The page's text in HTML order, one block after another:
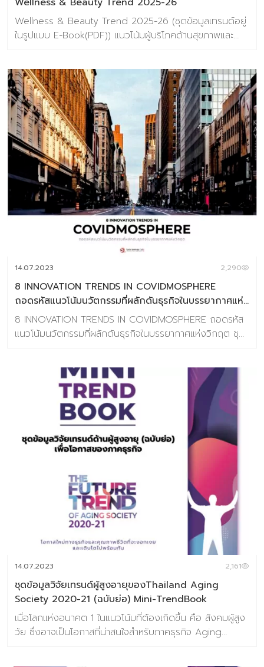
Wellness & Beauty Trend 2025-26 (ชุดข้อมูลเทรนด์อยู่
ในรูปแบบ E-Book(PDF)) แนวโน้มผู้บริโภคด้านสุขภาพและ
และตอบโจทย์ทั้งในด้านคุณค่าของผู้คนและผลลัพธของ
องค์กร ถ้าคุณพร้อมที่จะก้าวไปพร้อมกับเทรนดนี้ ประตูสู่
โอกาสได้เปิดรอนักพัฒนาธุรกิจทุกท่าน Content ภาพรวม
ของสุขภาพและความงามในปี 2025-26 Mega Trends เมกะ
เทรนด์ที่กำหนดทิศทางของวงการสุขภาพและความงาม
Wellness & Beauty Trend พฤติกรรมผู้บริโภคที่ธุรกิจต้อง
จับตา จำนวน 54 หน้า (รวมปก) ราคา 390 บาท ตัวอย่าง
เนื้อหาภายในเล่ม แนวคิด “Proudly and Live Long” – ที่
ไม่ใช่การมองเพี ยงแค่คุณค่าเชิงประโยชน์ (Functional
Value) ของการดูแลตนเอง เเต่มองลึกถึงคุณเชิงจิต
วิญญาณ (Spiritual Value) ของความภาคภูมิในตนเองและ
การมีชีวิตที่ยืนยาวอย่างมีคุณค่า Wellness & Beauty
Trend พฤติกรรมผู้บริโภคที่ธุรกิจที่น่าจับตามอง และ Case
Study กรณีศึกษาที่น่าสนใจ
Wellness_Beauty_Trend_2025-2026 หากท่านมีข้อสงสัย
เกี่ยวกับเล่มวิจัย สามารถสอบถา […]
14.07.2023 2,290
8 INNOVATION TRENDS IN COVIDMOSPHERE
ถอดรหัสแนวโน้มนวัตกรรมที่ผลักดันธุรกิจในบรรยากาศแห่ง
วิกฤต
8 INNOVATION TRENDS IN COVIDMOSPHERE ถอดรหัส
แนวโน้มนวัตกรรมที่ผลักดันธุรกิจในบรรยากาศแห่งวิกฤต ชุด
18 เดือน (ตามการคาดการณ์ของความสามารถในการสร้าง
วัคซีน) การใช้ชีวิตให้ได้ใกล้เคียงเดิมแต่….ระมัดระวังกว่าเดิม…
ปลอดภัยกว่าเดิม จึงกลายเป็นความจำเป็นของชีวิตมนุษย์หลัง
จากนี้ พฤติกรรมที่เปลี่ยนไปที่คนหลายคนเรียกมันว่า “New
Normal” นั้น มองในด้านหนึ่งเหมือน Tsunami ที่เข้ามากวาด
อะไรเดิมๆ ให้ธุรกิจเกิดอุปสรรค ขาดรายได้ ทำกิจการต่างๆ ไป
เรากำลังเกิด “Demand” ใหม่ขึ้นจำนวนมาก โลกกำลัง
ต้องการอะไรก็ได้ที่มาเป็นตัวช่วยให้เราสามารถใช้ชีวิตได้เหมือน
เดิม ใกล้เคียงเดิม หรืออาจจะดีกว่าเดิมให้ได้มากที่สุด “8
Innovation Trends in COVIDMOSPHERE” จะพาคุณไป
ถอดรหัสนวัตกรรมใหม่ที่โลกต้องการร่วมกัน โดยชุดข้อมูลนี้มี
วัตถุประสงค์สำคัญที่อยากให้ผู้อ่านได้ประโยชน์ร่วมกัน 4 ข้อ
คือ 1. เพื่อกระตุ้นและปลุกเร้าตลอดจนจุดประกายให้ผู้นำธุรกิจ
14.07.2023 2,161
ชุดข้อมูลวิจัยเทรนด์ผู้สูงอายุของThailand Aging
Society 2020-21 (ฉบับย่อ) Mini-TrendBook
เมื่อโลกแห่งอนาคต 1 ในแนวโน้มที่ต้องเกิดขึ้น คือ สังคมผู้สูง
วัย ซึ่งอาจเป็นโอกาสที่น่าสนใจสำหรับภาคธุรกิจ Aging